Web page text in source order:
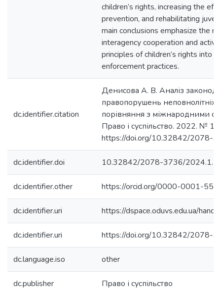
children’s rights, increasing the
prevention, and rehabilitating
main conclusions emphasize the
interagency cooperation and
principles of children’s rights into
enforcement practices.
dc.identifier.citation
Денисова А. В. Аналіз
правопорушень неповнолітніх
порівняння з міжнародними
Право і суспільство. 2022. №
https://doi.org/10.32842/2078-
dc.identifier.doi 10.32842/2078-3736/
dc.identifier.other https://orcid.org/0000-0001-
dc.identifier.uri https://dspace.oduvs.edu.ua/
dc.identifier.uri https://doi.org/10.32842/2078-
dc.language.iso other
dc.publisher Право і суспільство